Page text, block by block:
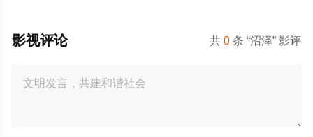
共0 条 “沼泽” 影评
影视评论